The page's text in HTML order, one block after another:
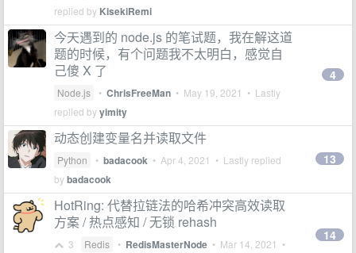
replied by KisekiRemi
今天遇到的 node.js 的笔试题，我在解这道
题的时候，有个问题我不太明白，感觉自
己傻 X 了
Node.js • ChrisFreeMan • May 19, 2021 • Lastly
replied byyimity
4
动态创建变量名并读取文件
Python • badacook • Apr 4, 2021 • Lastly replied
bybadacook
13
HotRing: 代替拉链法的哈希冲突高效读取
方案 / 热点感知 / 无锁 rehash
3 Redis • RedisMasterNode • Mar 14, 2021 •
14